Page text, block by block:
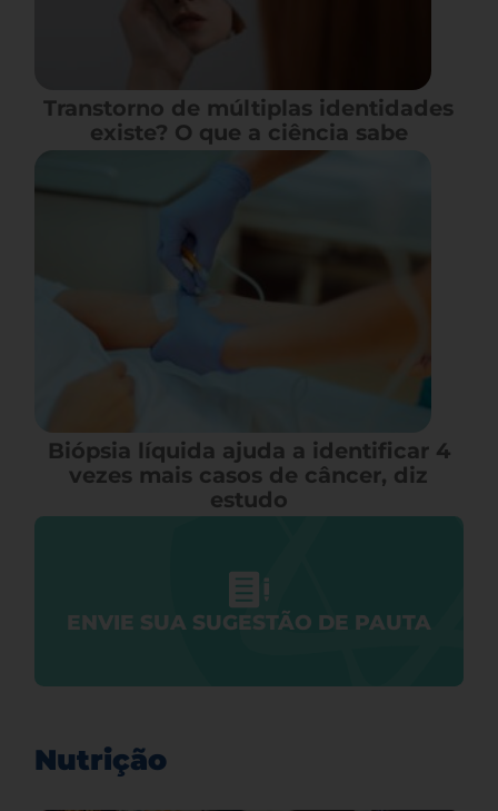
Transtorno de múltiplas identidades
existe? O que a ciência sabe
Biópsia líquida ajuda a identificar 4
vezes mais casos de câncer, diz
estudo
ENVIE SUA SUGESTÃO DE PAUTA
Nutrição